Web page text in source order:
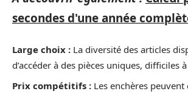
secondes d'une année
Large choix : La diversité des articles
d’accéder à des pièces uniques, difficiles
Prix compétitifs : Les enchères